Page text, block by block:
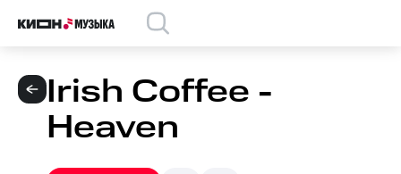
Irish Coffee -
Heaven